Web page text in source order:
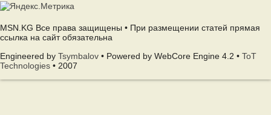
MSN.KG Все права защищены • При размещении статей прямая
ссылка на сайт обязательна
Engineered by Tsymbalov • Powered by WebCore Engine 4.2 • ToT
Technologies • 2007